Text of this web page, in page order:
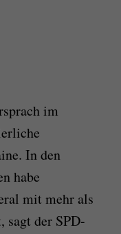
im
In den
habe
mit mehr als
der SPD-